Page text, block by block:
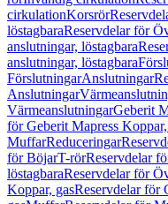
cirkulationKorsrör
löstagbaraReservdelar för
anslutningar, löstagbara
anslutningar, löstagbara
FörslutningarAnslutningar
Anslutningar
VärmeanslutningarGeberit
för Geberit Mapress
MuffarReduceringar
för BöjarT-rörReservdelar
löstagbaraReservdelar för
Koppar, gasReservdelar för